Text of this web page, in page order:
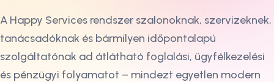
A Happy Services rendszer szalonoknak, szervizeknek,
tanácsadóknak és bármilyen időpontalapú
szolgáltatónak ad átlátható foglalási, ügyfélkezelési
és pénzügyi folyamatot – mindezt egyetlen modern